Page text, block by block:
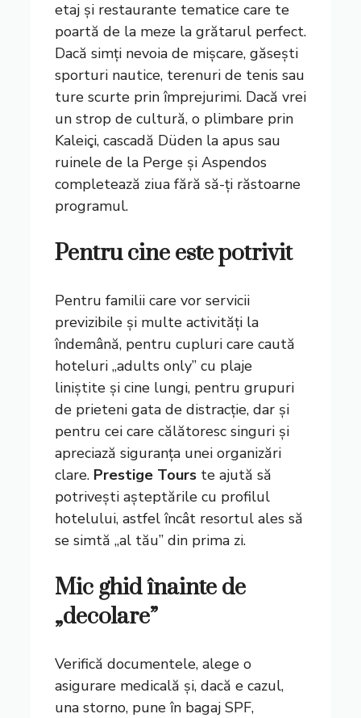
etaj și restaurante tematice care te
poartă de la meze la grătarul perfect.
Dacă simți nevoia de mișcare, găsești
sporturi nautice, terenuri de tenis sau
ture scurte prin împrejurimi. Dacă vrei
un strop de cultură, o plimbare prin
Kaleiçi, cascadă Düden la apus sau
ruinele de la Perge și Aspendos
completează ziua fără să-ți răstoarne
programul.
Pentru cine este potrivit
Pentru familii care vor servicii
previzibile și multe activități la
îndemână, pentru cupluri care caută
hoteluri „adults only” cu plaje
liniștite și cine lungi, pentru grupuri
de prieteni gata de distracție, dar și
pentru cei care călătoresc singuri și
apreciază siguranța unei organizări
clare. Prestige Tours te ajută să
potrivești așteptările cu profilul
hotelului, astfel încât resortul ales să
se simtă „al tău” din prima zi.
Mic ghid înainte de
„decolare”
Verifică documentele, alege o
asigurare medicală și, dacă e cazul,
una storno, pune în bagaj SPF,